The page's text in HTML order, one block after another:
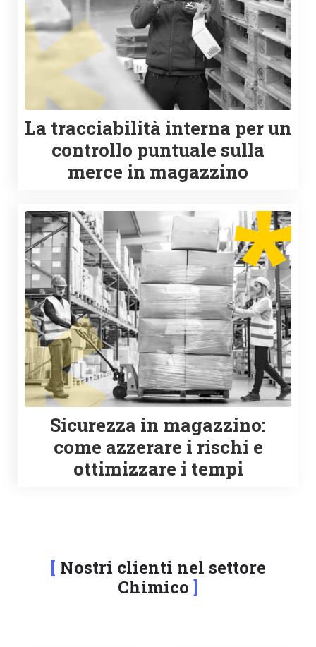
La tracciabilità interna per un
controllo puntuale sulla
merce in magazzino
Sicurezza in magazzino:
come azzerare i rischi e
ottimizzare i tempi
Nostri clienti nel settore
Chimico